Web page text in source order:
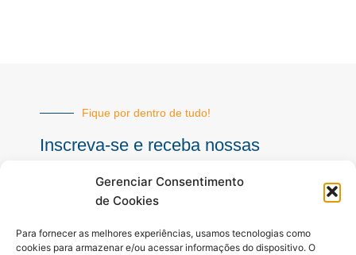
Gerenciar Consentimento
de Cookies
Para fornecer as melhores experiências, usamos tecnologias como
cookies para armazenar e/ou acessar informações do dispositivo. O
Fique por dentro de tudo!
Inscreva-se e receba nossas
mail